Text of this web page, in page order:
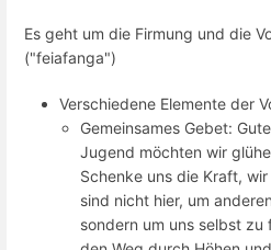
Es geht um die Firmung und die
("feiafanga")
Verschiedene Elemente der
Gemeinsames Gebet:
Jugend möchten wir
Schenke uns die Kraft,
sind nicht hier, um
sondern um uns selbst zu